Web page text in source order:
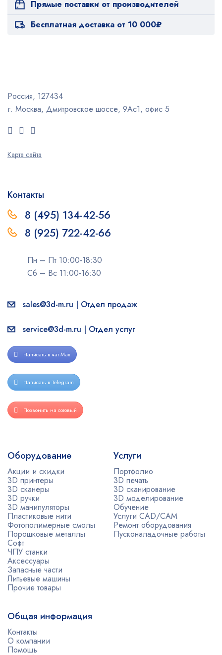
Прямые поставки от производителей
Бесплатная доставка от 10 000₽
Россия, 127434
г. Москва, Дмитровское шоссе, 9Ас1, офис 5
Карта сайта
Контакты
8 (495) 134-42-56
8 (925) 722-42-66
Пн – Пт 10:00-18:30
Сб – Вс 11:00-16:30
sales@3d-m.ru | Отдел продаж
service@3d-m.ru | Отдел услуг
Написать в чат Max
Написать в Telegram
Позвонить на сотовый
Оборудование
Акции и скидки
3D принтеры
3D сканеры
3D ручки
3D манипуляторы
Пластиковые нити
Фотополимерные смолы
Порошковые металлы
Софт
ЧПУ станки
Аксессуары
Запасные части
Литьевые машины
Прочие товары
Услуги
Портфолио
3D печать
3D сканирование
3D моделирование
Обучение
Услуги CAD/CAM
Ремонт оборудования
Пусконаладочные работы
Общая информация
Контакты
О компании
Помощь